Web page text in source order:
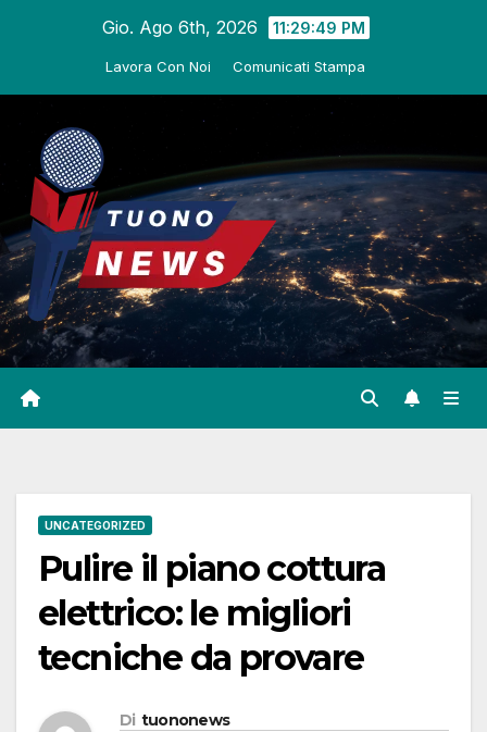
Gio. Ago 6th, 2026 11:29:50 PM
Lavora Con Noi Comunicati Stampa
UNCATEGORIZED
Pulire il piano cottura
elettrico: le migliori
tecniche da provare
Di tuononews